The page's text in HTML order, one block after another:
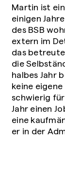
Martin ist
einigen
des BSB
extern im
das
die
halbes Jahr
keine
schwierig
Jahr einen
eine
er in der